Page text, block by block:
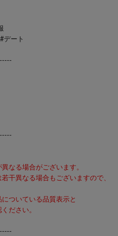
デート
なる場合がございます。
干異なる場合もございますので、
ついている品質表示と
ださい。